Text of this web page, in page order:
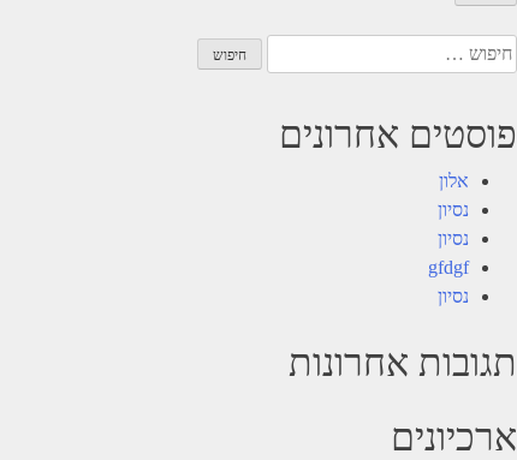
חיפוש:
פוסטים אחרונים
אלון
נסיון
נסיון
gfdgf
נסיון
תגובות אחרונות
ארכיונים